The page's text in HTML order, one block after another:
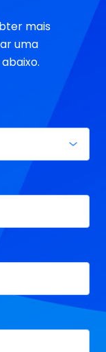
mais
uma